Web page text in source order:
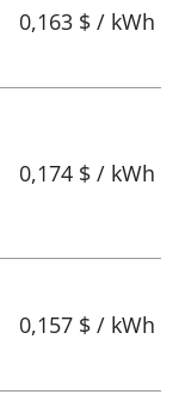
0,163 $ / kWh
0,174 $ / kWh
0,157 $ / kWh